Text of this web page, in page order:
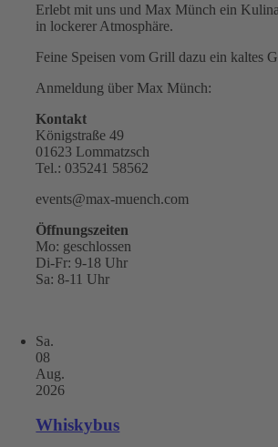
Erlebt mit uns und Max Münch ein
in lockerer Atmosphäre.
Feine Speisen vom Grill dazu ein kaltes
Anmeldung über Max Münch:
Kontakt
Königstraße 49
01623 Lommatzsch
Tel.: 035241 58562
events@max-muench.com
Öffnungszeiten
Mo: geschlossen
Di-Fr: 9-18 Uhr
Sa: 8-11 Uhr
Sa.
08
Aug.
2026
Whiskybus